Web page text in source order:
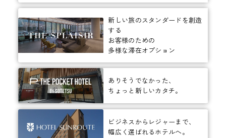
新しい旅のスタンダードを創造
する
お客様のための
多様な滞在オプション
ありそうでなかった、
ちょっと新しいカタチ。
ビジネスからレジャーまで、
幅広く選ばれるホテルへ。